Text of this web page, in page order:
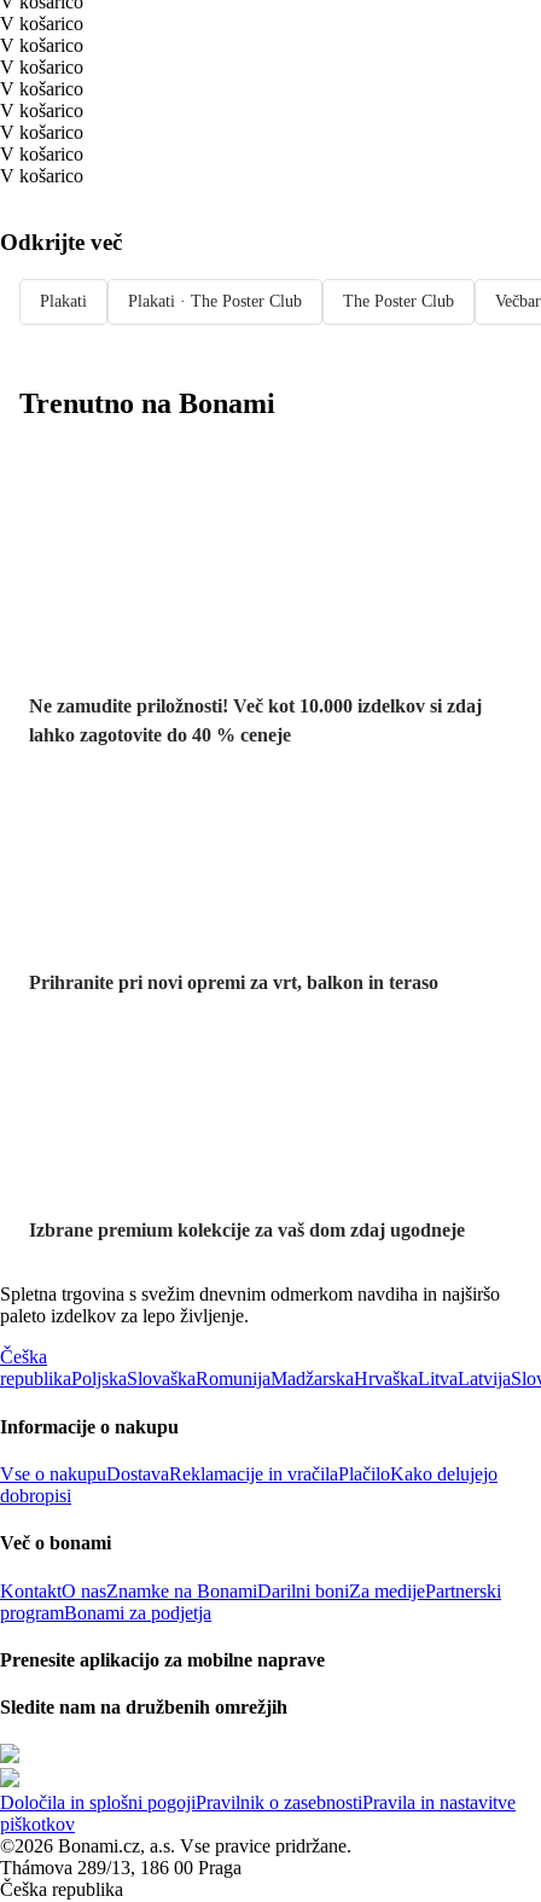
V košarico
V košarico
V košarico
V košarico
V košarico
V košarico
V košarico
V košarico
Odkrijte več
Plakati Plakati · The Poster Club The Poster Club
Trenutno na Bonami
Ne zamudite priložnosti! Več kot 10.000 izdelkov si zdaj
lahko zagotovite do 40 % ceneje
Prihranite pri novi opremi za vrt, balkon in teraso
Izbrane premium kolekcije za vaš dom zdaj ugodneje
Spletna trgovina s svežim dnevnim odmerkom navdiha in najširšo
paleto izdelkov za lepo življenje.
Češka
republikaPoljskaSlovaškaRomunijaMadžarskaHrvaškaLitvaLatvija
Informacije o nakupu
Vse o nakupuDostavaReklamacije in vračilaPlačiloKako delujejo
dobropisi
Več o bonami
KontaktO nasZnamke na BonamiDarilni boniZa medijePartnerski
programBonami za podjetja
Prenesite aplikacijo za mobilne naprave
Sledite nam na družbenih omrežjih
Določila in splošni pogojiPravilnik o zasebnostiPravila in nastavitve
piškotkov
©2026 Bonami.cz, a.s. Vse pravice pridržane.
Thámova 289/13, 186 00 Praga
Češka republika